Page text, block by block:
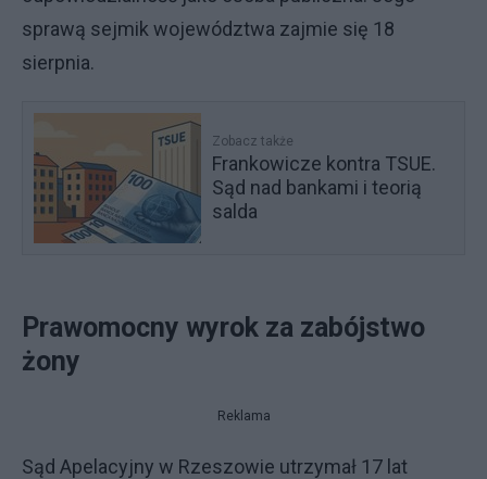
sprawą sejmik województwa zajmie się 18
sierpnia.
Zobacz także
Frankowicze kontra TSUE.
Sąd nad bankami i teorią
salda
Prawomocny wyrok za zabójstwo
żony
Reklama
Sąd Apelacyjny w Rzeszowie utrzymał 17 lat